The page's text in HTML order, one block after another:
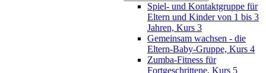
Spiel- und Kontaktgruppe für
Eltern und Kinder von 1 bis 3
Jahren, Kurs 3
Gemeinsam wachsen - die
Eltern-Baby-Gruppe, Kurs 4
Zumba-Fitness für
Fortgeschrittene, Kurs 5